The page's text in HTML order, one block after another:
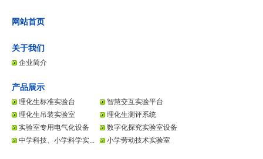
网站首页
关于我们
企业简介
产品展示
理化生标准实验台
智慧交互实验平台
理化生吊装实验室
理化生测评系统
实验室专用电气化设备
数字化探究实验室设备
中学科技、小学科学实...
小学劳动技术实验室